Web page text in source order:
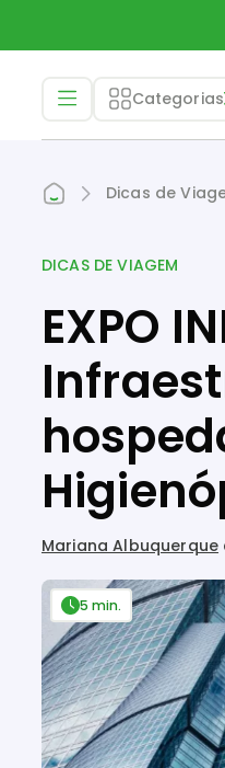
Categorias
Dicas de
DICAS DE VIAGEM
EXPO
Mariana Albuquerque
5 min.